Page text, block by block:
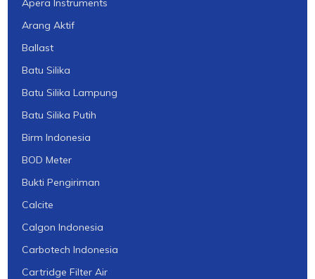
Apera Instruments
Arang Aktif
Ballast
Batu Silika
Batu Silika Lampung
Batu Silika Putih
Birm Indonesia
BOD Meter
Bukti Pengiriman
Calcite
Calgon Indonesia
Carbotech Indonesia
Cartridge Filter Air